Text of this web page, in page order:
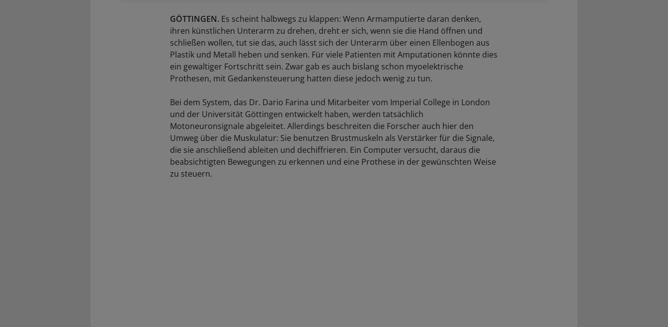
GÖTTINGEN. Es scheint halbwegs zu klappen: Wenn Armamputierte daran denken,
ihren künstlichen Unterarm zu drehen, dreht er sich, wenn sie die Hand öffnen und
schließen wollen, tut sie das, auch lässt sich der Unterarm über einen Ellenbogen aus
Plastik und Metall heben und senken. Für viele Patienten mit Amputationen könnte dies
ein gewaltiger Fortschritt sein. Zwar gab es auch bislang schon myoelektrische
Prothesen, mit Gedankensteuerung hatten diese jedoch wenig zu tun.
Bei dem System, das Dr. Dario Farina und Mitarbeiter vom Imperial College in London
und der Universität Göttingen entwickelt haben, werden tatsächlich
Motoneuronsignale abgeleitet. Allerdings beschreiten die Forscher auch hier den
Umweg über die Muskulatur: Sie benutzen Brustmuskeln als Verstärker für die Signale,
die sie anschließend ableiten und dechiffrieren. Ein Computer versucht, daraus die
beabsichtigten Bewegungen zu erkennen und eine Prothese in der gewünschten Weise
zu steuern.